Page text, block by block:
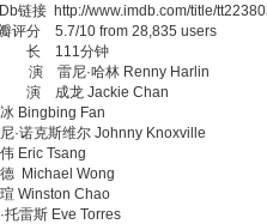
链接 http://www.imdb.com/title/
评分 5.7/10 from 28,835 users
长 111分钟
雷尼·哈林 Renny Harlin
演 成龙 Jackie Chan
Bingbing Fan
·诺克斯维尔 Johnny Knoxville
Eric Tsang
Michael Wong
Winston Chao
托雷斯 Eve Torres